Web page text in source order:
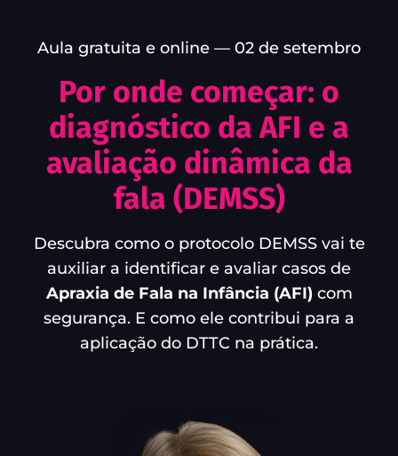
Aula gratuita e online — 02 de setembro
Por onde começar: o
diagnóstico da AFI e a
avaliação dinâmica da
fala (DEMSS)
Descubra como o protocolo DEMSS vai te
auxiliar a identificar e avaliar casos de
Apraxia de Fala na Infância (AFI) com
segurança. E como ele contribui para a
aplicação do DTTC na prática.